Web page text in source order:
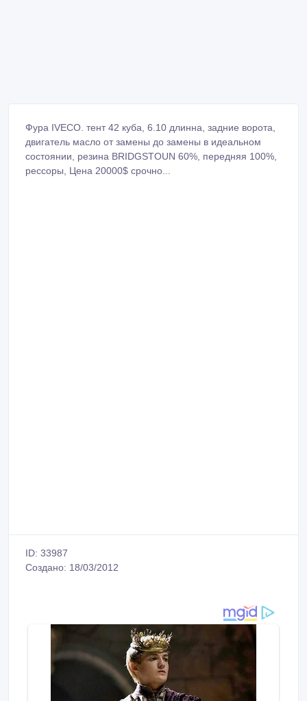
Фура IVECO. тент 42 куба, 6.10 длинна, задние ворота,
двигатель масло от замены до замены в идеальном
состоянии, резина BRIDGSTOUN 60%, передняя 100%,
рессоры, Цена 20000$ cрочно...
ID: 33987
Создано: 18/03/2012